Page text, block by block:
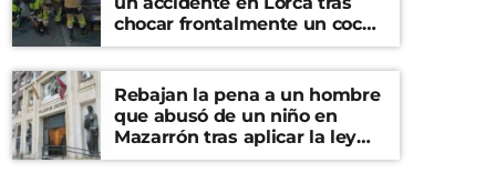
chocar frontalmente un coche
y una furgoneta
Rebajan la pena a un hombre
que abusó de un niño en
Mazarrón tras aplicar la ley
del ‘solo sí es sí’